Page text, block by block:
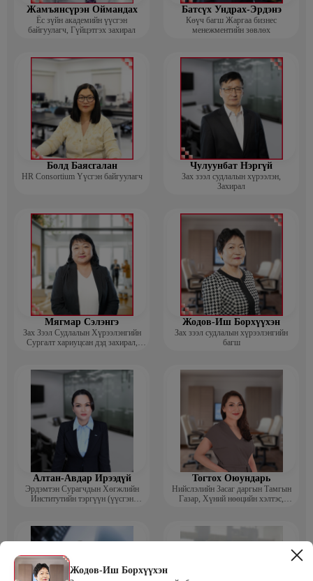
Жодов-Иш Борхүүхэн
Жамъянсүрэн Оймандах
Ёс зүйн академийн үүсгэн
байгуулагч, Гүйцэтгэх захирал
Батсүх Ундрах-Эрдэнэ
Көүч багш Жаргаа бизнес
менежментийн зөвлөх
Болд Баясгалан
HR Consortium Үүсгэн байгуулагч
Чулуунбат Нэргүй
Зах зээл судлалын хүрээлэн,
Захирал
Мягмар Сэлэнгэ
Зах Зээл Судлалын Хүрээлэнгийн
Сургалт хариуцсан дэд захирал,
Жодов-Иш Борхүүхэн
Зах зээл судлалын хүрээлэнгийн
багш
Алтан-Авдар Ирээдүй
Эрдэмтэн Сурагчдын Хөгжлийн
Институтийн тэргүүн (үүсгэн
Тогтох Оюундарь
Нийслэлийн Засаг даргын Тамгын
Газар, Хүний нөөцийн хэлтэс,